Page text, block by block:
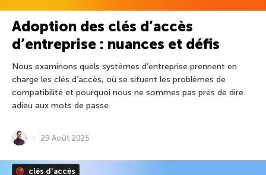
Adoption des clés d’accès
d’entreprise : nuances et défis
Nous examinons quels systèmes d’entreprise prennent en
charge les clés d’accès, où se situent les problèmes de
compatibilité et pourquoi nous ne sommes pas près de dire
adieu aux mots de passe.
29 Août 2025
clés d'accès